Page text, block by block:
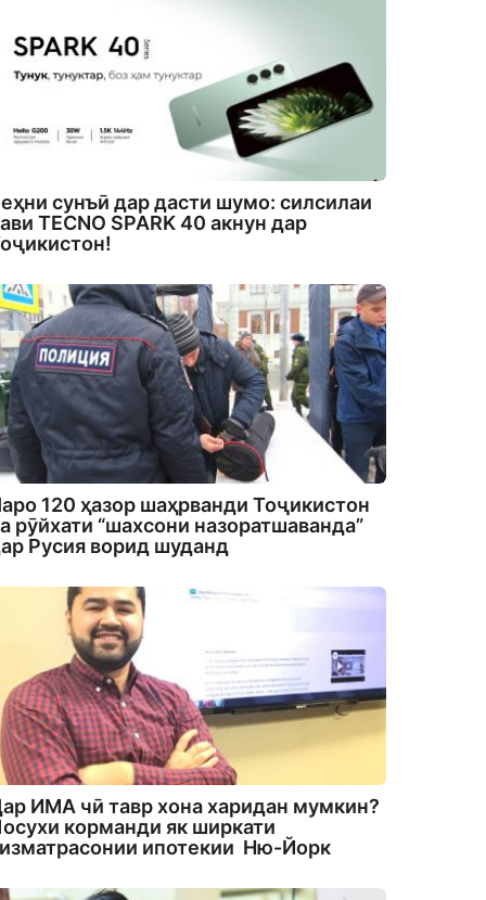
сунъӣ дар дасти шумо: силсилаи
TECNO SPARK 40 акнун дар
120 ҳазор шаҳрванди Тоҷикистон
рӯйхати “шахсони назоратшаванда”
Русия ворид шуданд
ИМА чӣ тавр хона харидан мумкин?
корманди як ширкати
ипотекии Ню-Йорк